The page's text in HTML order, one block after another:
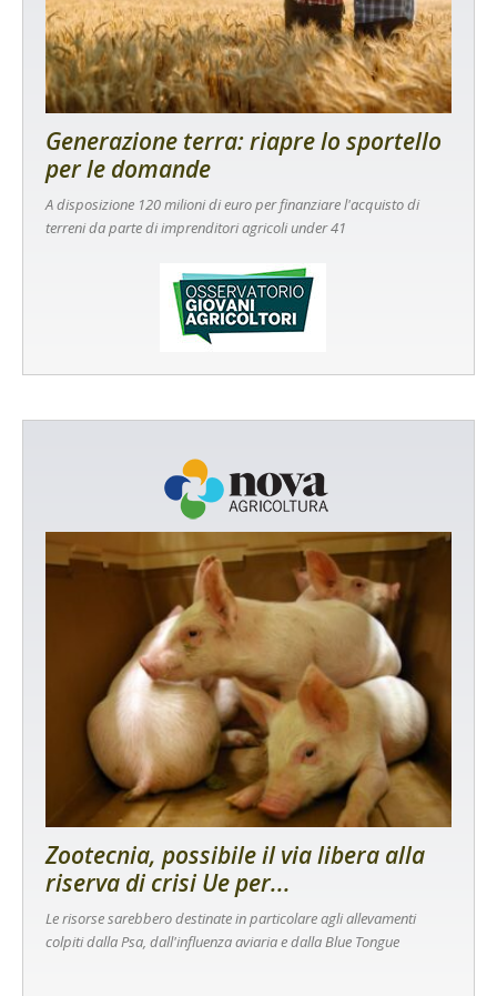
Generazione terra: riapre lo sportello
per le domande
A disposizione 120 milioni di euro per finanziare l'acquisto di
terreni da parte di imprenditori agricoli under 41
Zootecnia, possibile il via libera alla
riserva di crisi Ue per...
Le risorse sarebbero destinate in particolare agli allevamenti
colpiti dalla Psa, dall'influenza aviaria e dalla Blue Tongue